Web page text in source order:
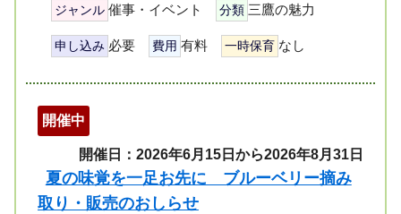
ジャンル 催事・イベント 分類 三鷹の魅力
申し込み 必要 費用 有料 一時保育 なし
開催中
開催日：2026年6月15日から2026年8月31日
夏の味覚を一足お先に ブルーベリー摘み
取り・販売のおしらせ